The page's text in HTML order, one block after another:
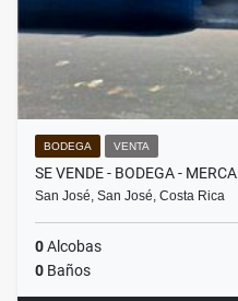
BODEGA VENTA
SE VENDE - BODEGA -
San José, San José, Costa Rica
0Alcobas
0 Baños